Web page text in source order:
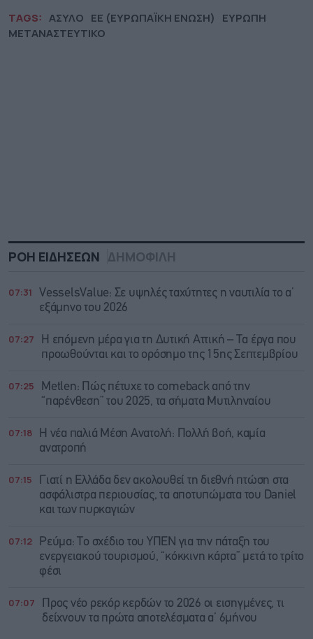
TAGS: ΑΣΥΛΟ ΕΕ (ΕΥΡΩΠΑΪΚΗ ΕΝΩΣΗ)
ΕΥΡΩΠΗ
ΜΕΤΑΝΑΣΤΕΥΤΙΚΟ
ΡΟΗ ΕΙΔΗΣΕΩΝ ΔΗΜΟΦΙΛΗ
07:31
VesselsValue: Σε υψηλές ταχύτητες η ναυτιλία το α’
εξάμηνο του 2026
07:27
Η επόμενη μέρα για τη Δυτική Αττική – Τα έργα που
προωθούνται και το ορόσημο της 15ης Σεπτεμβρίου
07:25
Metlen: Πώς πέτυχε το comeback από την
“παρένθεση” του 2025, τα σήματα Μυτιληναίου
07:18
Η νέα παλιά Μέση Ανατολή: Πολλή βοή, καμία
ανατροπή
07:15
Γιατί η Ελλάδα δεν ακολουθεί τη διεθνή πτώση στα
ασφάλιστρα περιουσίας, τα αποτυπώματα του Daniel
και των πυρκαγιών
07:12
Ρεύμα: Το σχέδιο του ΥΠΕΝ για την πάταξη του
ενεργειακού τουρισμού, “κόκκινη κάρτα” μετά το τρίτο
φέσι
07:07
Προς νέο ρεκόρ κερδών το 2026 οι εισηγμένες, τι
δείχνουν τα πρώτα αποτελέσματα α’ 6μήνου